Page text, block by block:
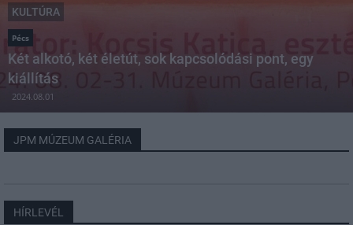
KULTÚRA
Pécs
Két alkotó, két életút, sok kapcsolódási pont, egy
kiállítás
2024.08.01
JPM MÚZEUM GALÉRIA
HÍRLEVÉL